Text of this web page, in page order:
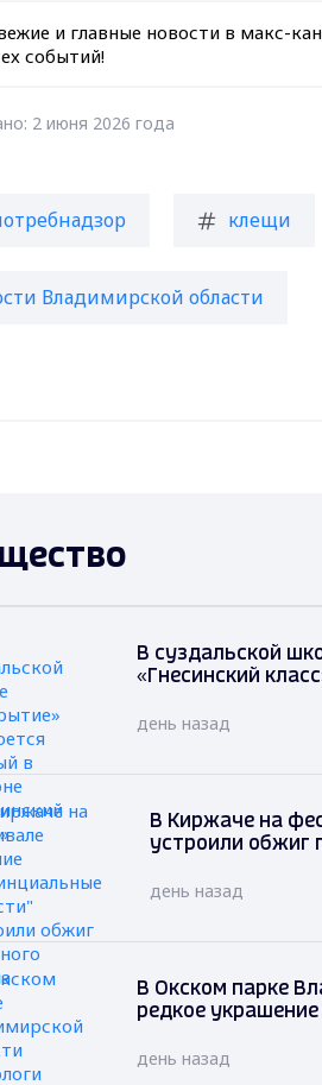
и главные новости в макс-
событий!
2 июня 2026 года
клещи
Владимирской области
В суздальской
«Гнесинский
день назад
В Киржаче на
устроили обжиг
день назад
В Окском парке
редкое украшение
день назад